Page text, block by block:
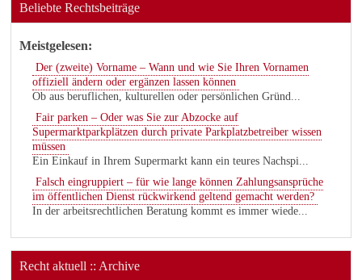
Beliebte Rechtsbeiträge
Meistgelesen:
Der (zweite) Vorname – Wann und wie Sie Ihren Vornamen
offiziell ändern oder ergänzen lassen können
Ob aus beruflichen, kulturellen oder persönlichen Gründ...
Fair parken – Oder was Sie zur Abzocke auf
Supermarktparkplätzen durch private Parkplatzbetreiber wissen
müssen
Ein Einkauf in Ihrem Supermarkt kann ein teures Nachspi...
Falsch eingruppiert – für wie lange können Zahlungsansprüche
im öffentlichen Dienst rückwirkend geltend gemacht werden?
In der arbeitsrechtlichen Beratung kommt es immer wiede...
Recht aktuell :: Archive